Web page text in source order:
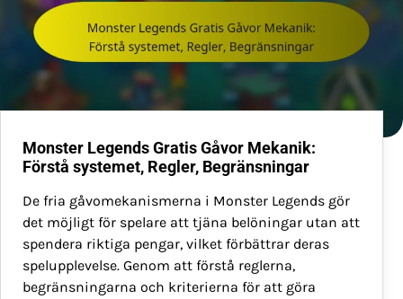
Monster Legends Gratis Gåvor Mekanik:
Förstå systemet, Regler, Begränsningar
De fria gåvomekanismerna i Monster Legends gör
det möjligt för spelare att tjäna belöningar utan att
spendera riktiga pengar, vilket förbättrar deras
spelupplevelse. Genom att förstå reglerna,
begränsningarna och kriterierna för att göra